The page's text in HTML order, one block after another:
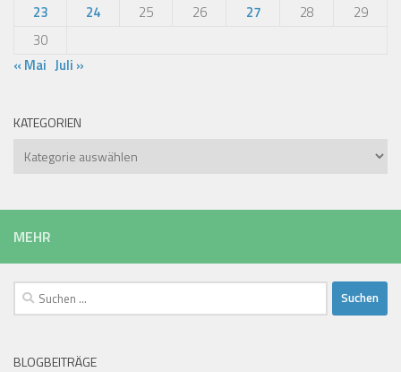
23
24 25 26 27 28
29
30
« Mai Juli »
KATEGORIEN
Kategorien
MEHR
Suchen
nach:
BLOGBEITRÄGE